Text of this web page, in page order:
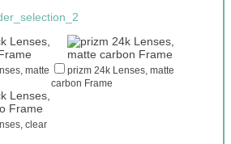
matte
prizm 24k Lenses, matte
carbon Frame
clear